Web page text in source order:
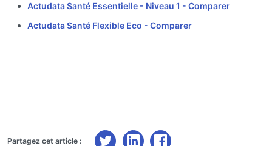
Actudata Santé Essentielle - Niveau 1 - Comparer
Actudata Santé Flexible Eco - Comparer
Partagez cet article :